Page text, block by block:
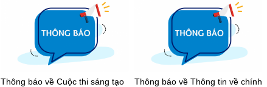
Thông báo về Cuộc thi sáng tạo
Thông báo về Thông tin về chính